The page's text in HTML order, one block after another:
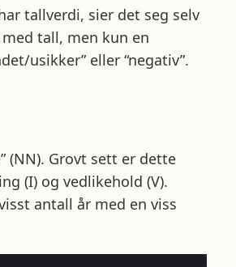
tallverdi, sier det seg selv
tall, men kun en
usikker” eller “negativ”.
(NN). Grovt sett er dette
(I) og vedlikehold (V).
antall år med en viss